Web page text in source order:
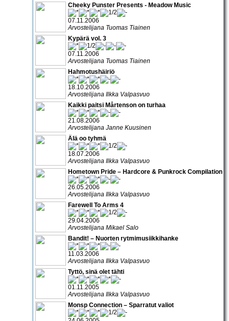
Cheeky Punster Presents - Meadow Music
07.11.2006
Arvostelijana Tuomas Tiainen
Kypärä vol. 3
07.11.2006
Arvostelijana Tuomas Tiainen
Hahmotushäiriö
18.10.2006
Arvostelijana Ilkka Valpasvuo
Kaikki paitsi Mårtenson on turhaa
21.08.2006
Arvostelijana Janne Kuusinen
Älä oo tyhmä
18.07.2006
Arvostelijana Ilkka Valpasvuo
Hometown Pride – Hardcore & Punkrock Compilation
26.05.2006
Arvostelijana Ilkka Valpasvuo
Farewell To Arms 4
29.04.2006
Arvostelijana Mikael Salo
Bandit! – Nuorten rytmimusiikkihanke
11.03.2006
Arvostelijana Ilkka Valpasvuo
Tyttö, sinä olet tähti
01.11.2005
Arvostelijana Ilkka Valpasvuo
Monsp Connection – Sparratut valiot